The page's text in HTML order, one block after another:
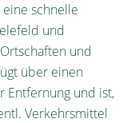
schnelle
und
und
über einen
Entfernung und ist,
Verkehrsmittel